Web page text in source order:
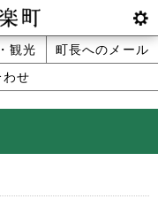
btnS
ettin
観光
町長へのメール
わせ